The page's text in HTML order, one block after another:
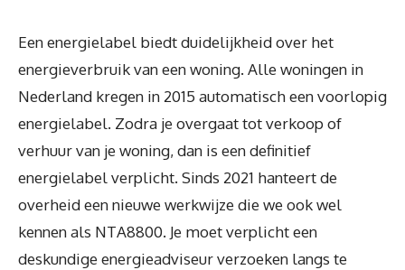
Een energielabel biedt duidelijkheid over het
energieverbruik van een woning. Alle woningen in
Nederland kregen in 2015 automatisch een voorlopig
energielabel. Zodra je overgaat tot verkoop of
verhuur van je woning, dan is een definitief
energielabel verplicht. Sinds 2021 hanteert de
overheid een nieuwe werkwijze die we ook wel
kennen als NTA8800. Je moet verplicht een
deskundige energieadviseur verzoeken langs te